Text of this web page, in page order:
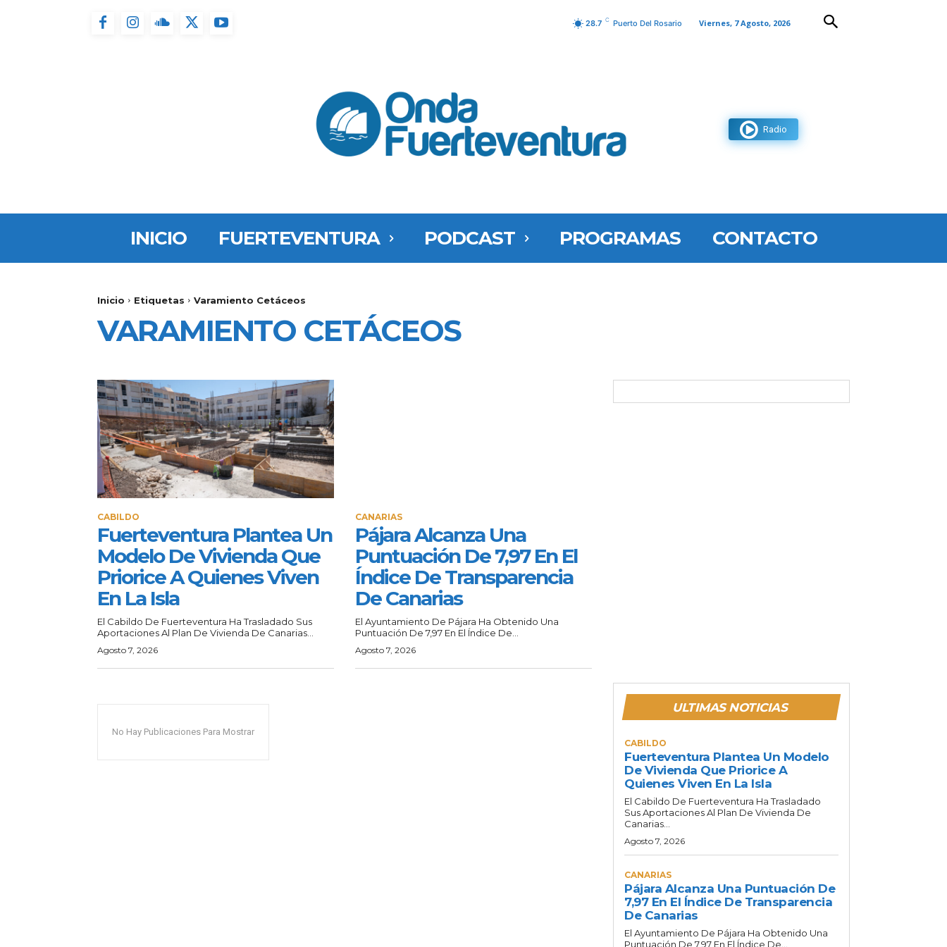
28.7 C Puerto Del Rosario Viernes, 7 Agosto, 2026
Radio
INICIO FUERTEVENTURA PODCAST PROGRAMAS CONTACTO
Inicio Etiquetas Varamiento Cetáceos
VARAMIENTO CETÁCEOS
CABILDO
Fuerteventura Plantea Un
Modelo De Vivienda Que
Priorice A Quienes Viven
En La Isla
El Cabildo De Fuerteventura Ha Trasladado Sus
Aportaciones Al Plan De Vivienda De Canarias...
Agosto 7, 2026
CANARIAS
Pájara Alcanza Una
Puntuación De 7,97 En El
Índice De Transparencia
De Canarias
El Ayuntamiento De Pájara Ha Obtenido Una
Puntuación De 7,97 En El Índice De...
Agosto 7, 2026
No Hay Publicaciones Para Mostrar
ULTIMAS NOTICIAS
CABILDO
Fuerteventura Plantea Un Modelo
De Vivienda Que Priorice A
Quienes Viven En La Isla
El Cabildo De Fuerteventura Ha Trasladado
Sus Aportaciones Al Plan De Vivienda De
Canarias...
Agosto 7, 2026
CANARIAS
Pájara Alcanza Una Puntuación De
7,97 En El Índice De Transparencia
De Canarias
El Ayuntamiento De Pájara Ha Obtenido Una
Puntuación De 7,97 En El Índice De...